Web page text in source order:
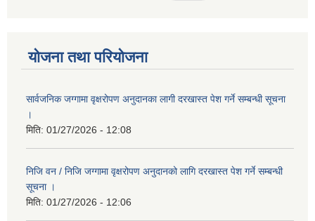
योजना तथा परियोजना
सार्वजनिक जग्गामा वृक्षरोपण अनुदानका लागी दरखास्त पेश गर्ने सम्बन्धी सूचना
।
मिति: 01/27/2026 - 12:08
निजि वन / निजि जग्गामा वृक्षरोपण अनुदानको लागि दरखास्त पेश गर्ने सम्बन्धी
सूचना ।
मिति: 01/27/2026 - 12:06